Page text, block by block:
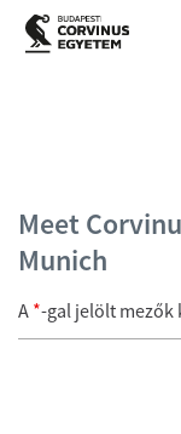
Meet
Munich
A *-gal jelölt mezők